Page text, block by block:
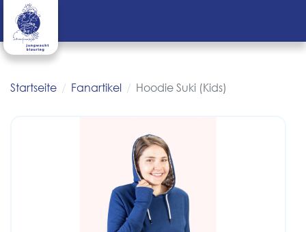
Startseite Fanartikel Hoodie Suki (Kids)